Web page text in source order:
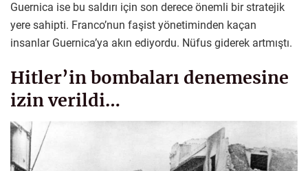
Guernica ise bu saldırı için son derece önemli bir stratejik
yere sahipti. Franco’nun faşist yönetiminden kaçan
insanlar Guernica’ya akın ediyordu. Nüfus giderek artmıştı.
Hitler’in bombaları denemesine
izin verildi…